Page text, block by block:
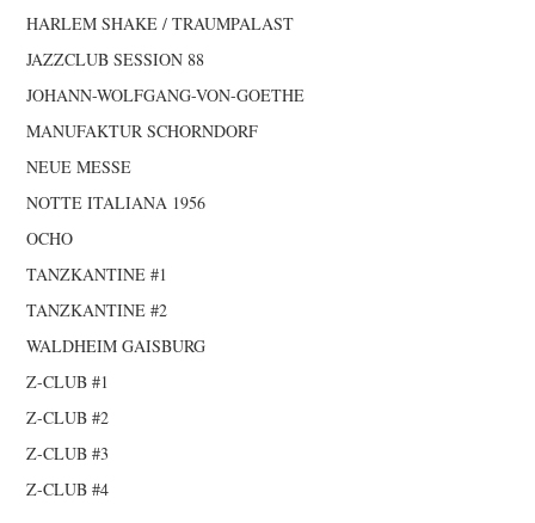
HARLEM SHAKE / TRAUMPALAST
JAZZCLUB SESSION 88
JOHANN-WOLFGANG-VON-GOETHE
MANUFAKTUR SCHORNDORF
NEUE MESSE
NOTTE ITALIANA 1956
OCHO
TANZKANTINE #1
TANZKANTINE #2
WALDHEIM GAISBURG
Z-CLUB #1
Z-CLUB #2
Z-CLUB #3
Z-CLUB #4